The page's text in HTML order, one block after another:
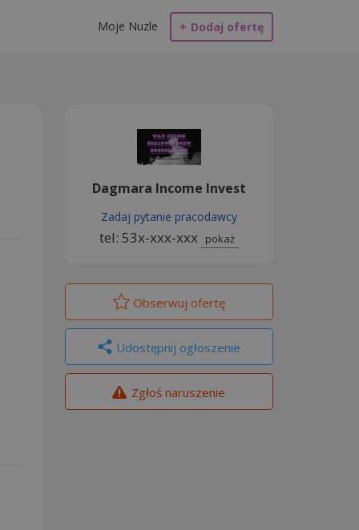
+ Dodaj ofertę
Moje Nuzle
Dagmara Income Invest
Zadaj pytanie pracodawcy
tel: 53x-xxx-xxx pokaż
Obserwuj ofertę
Udostępnij ogłoszenie
Zgłoś naruszenie